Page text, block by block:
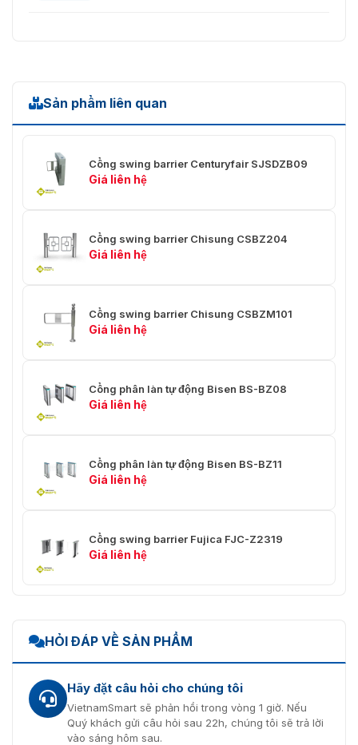
Sản phẩm liên quan
Cổng swing barrier Centuryfair SJSDZB09
Giá liên hệ
Cổng swing barrier Chisung CSBZ204
Giá liên hệ
Cổng swing barrier Chisung CSBZM101
Giá liên hệ
Cổng phân làn tự động Bisen BS-BZ08
Giá liên hệ
Cổng phân làn tự động Bisen BS-BZ11
Giá liên hệ
Cổng swing barrier Fujica FJC-Z2319
Giá liên hệ
HỎI ĐÁP VỀ SẢN PHẨM
Hãy đặt câu hỏi cho chúng tôi
VietnamSmart sẽ phản hồi trong vòng 1 giờ. Nếu
Quý khách gửi câu hỏi sau 22h, chúng tôi sẽ trả lời
vào sáng hôm sau.